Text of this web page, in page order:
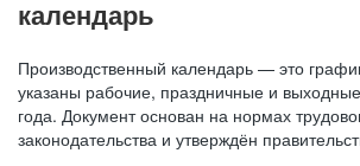
календарь
Производственный календарь — это
указаны рабочие, праздничные и
года. Документ основан на нормах
законодательства и утверждён